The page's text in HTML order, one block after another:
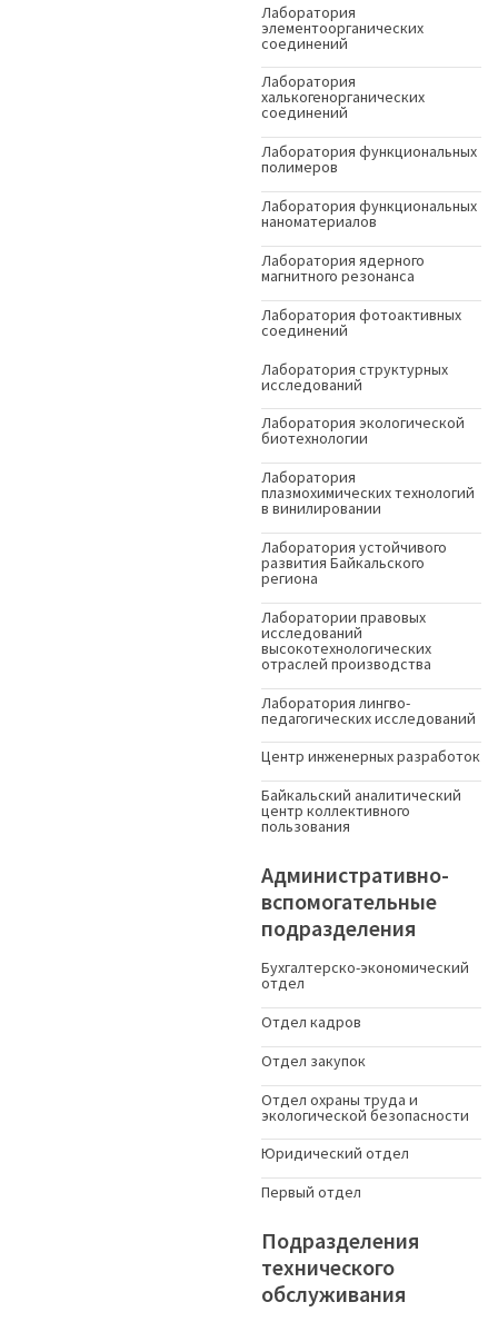
Лаборатория
элементоорганических
соединений
Лаборатория
халькогенорганических
соединений
Лаборатория функциональных
полимеров
Лаборатория функциональных
наноматериалов
Лаборатория ядерного
магнитного резонанса
Лаборатория фотоактивных
соединений
Лаборатория структурных
исследований
Лаборатория экологической
биотехнологии
Лаборатория
плазмохимических технологий
в винилировании
Лаборатория устойчивого
развития Байкальского
региона
Лаборатории правовых
исследований
высокотехнологических
отраслей производства
Лаборатория лингво-
педагогических исследований
Центр инженерных разработок
Байкальский аналитический
центр коллективного
пользования
Административно-
вспомогательные
подразделения
Бухгалтерско-экономический
отдел
Отдел кадров
Отдел закупок
Отдел охраны труда и
экологической безопасности
Юридический отдел
Первый отдел
Подразделения
технического
обслуживания